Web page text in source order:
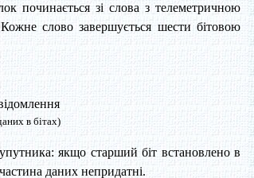
починається зі слова з телеметричною
слово завершується шести бітовою
в бітах)
якщо старший біт встановлено в
даних непридатні.